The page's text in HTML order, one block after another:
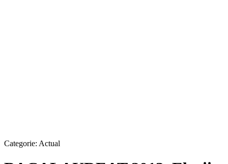
Categorie: Actual